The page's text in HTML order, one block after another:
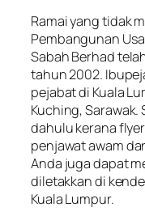
Ramai yang tidak
Pembangunan
Sabah Berhad
tahun 2002.
pejabat di Kuala
Kuching,
dahulu kerana
penjawat awam
Anda juga dapat
diletakkan di
Kuala Lumpur.